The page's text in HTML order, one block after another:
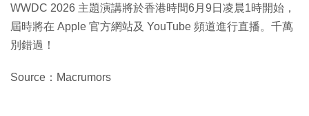
WWDC 2026 主題演講將於香港時間6月9日凌晨1時開始，
屆時將在 Apple 官方網站及 YouTube 頻道進行直播。千萬
別錯過！
Source：Macrumors